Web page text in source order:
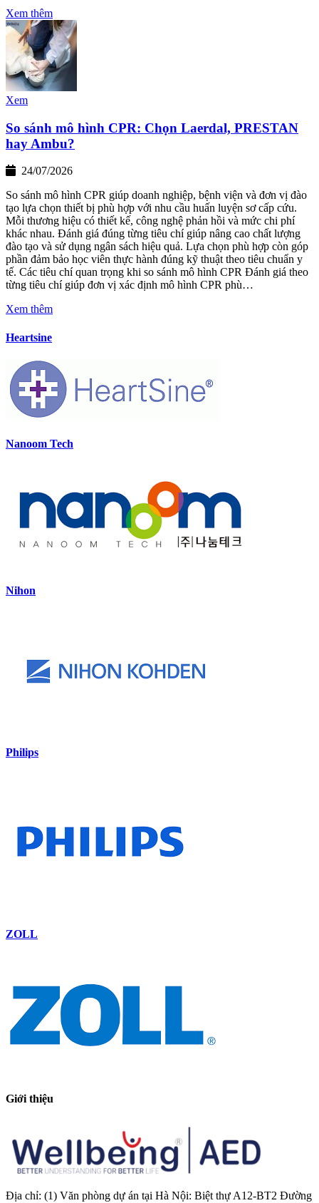
Xem thêm
Xem
So sánh mô hình CPR: Chọn Laerdal, PRESTAN
hay Ambu?
24/07/2026
So sánh mô hình CPR giúp doanh nghiệp, bệnh viện và đơn vị đào
tạo lựa chọn thiết bị phù hợp với nhu cầu huấn luyện sơ cấp cứu.
Mỗi thương hiệu có thiết kế, công nghệ phản hồi và mức chi phí
khác nhau. Đánh giá đúng từng tiêu chí giúp nâng cao chất lượng
đào tạo và sử dụng ngân sách hiệu quả. Lựa chọn phù hợp còn góp
phần đảm bảo học viên thực hành đúng kỹ thuật theo tiêu chuẩn y
tế. Các tiêu chí quan trọng khi so sánh mô hình CPR Đánh giá theo
từng tiêu chí giúp đơn vị xác định mô hình CPR phù…
Xem thêm
Heartsine
Nanoom Tech
Nihon
Philips
ZOLL
Giới thiệu
Địa chỉ: (1) Văn phòng dự án tại Hà Nội: Biệt thự A12-BT2 Đường